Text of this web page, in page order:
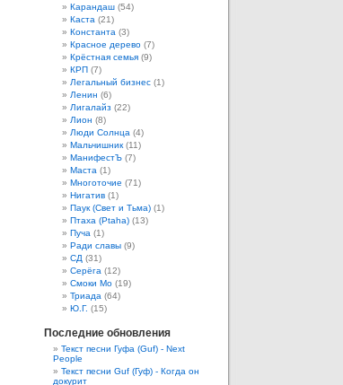
Карандаш (54)
Каста (21)
Константа (3)
Красное дерево (7)
Крёстная семья (9)
КРП (7)
Легальный бизнес (1)
Ленин (6)
Лигалайз (22)
Лион (8)
Люди Солнца (4)
Мальчишник (11)
МанифестЪ (7)
Маста (1)
Многоточие (71)
Нигатив (1)
Паук (Свет и Тьма) (1)
Птаха (Ptaha) (13)
Пуча (1)
Ради славы (9)
СД (31)
Серёга (12)
Смоки Мо (19)
Триада (64)
Ю.Г. (15)
Последние обновления
Текст песни Гуфа (Guf) - Next
People
Текст песни Guf (Гуф) - Когда он
докурит